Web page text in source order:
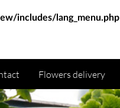
includes/lang_menu.php
Flowers delivery